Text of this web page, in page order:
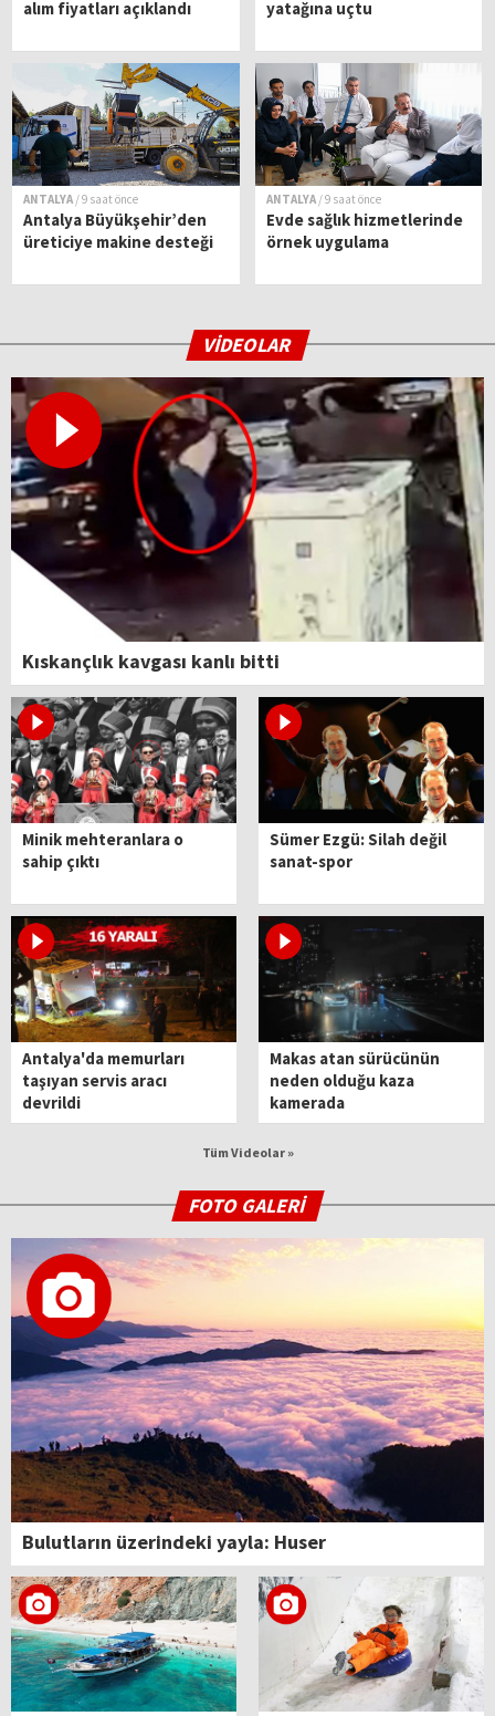
alım fiyatları açıklandı yatağına uçtu
ANTALYA / 9 saat önce
Antalya Büyükşehir’den
üreticiye makine desteği
ANTALYA / 9 saat önce
Evde sağlık hizmetlerinde
örnek uygulama
VİDEOLAR
Kıskançlık kavgası kanlı bitti
Minik mehteranlara o
sahip çıktı
Sümer Ezgü: Silah değil
sanat-spor
Antalya'da memurları
taşıyan servis aracı
devrildi
Makas atan sürücünün
neden olduğu kaza
kamerada
Tüm Videolar »
FOTO GALERİ
Bulutların üzerindeki yayla: Huser